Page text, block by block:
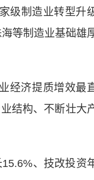
级制造业转型升
等制造业基础雄
经济提质增效最
结构、不断壮大
、技改投资